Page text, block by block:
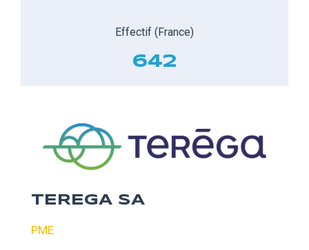
Effectif (France)
642
TEREGA SA
PME